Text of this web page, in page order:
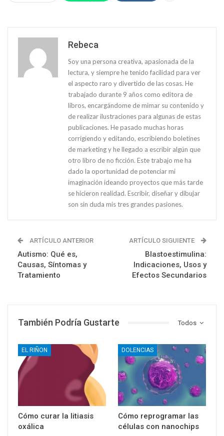
Rebeca
Soy una persona creativa, apasionada de la
lectura, y siempre he tenido facilidad para ver
el aspecto raro y divertido de las cosas. He
trabajado durante 9 años como editora de
libros, encargándome de mimar su contenido y
de realizar ilustraciones para algunas de estas
publicaciones. He pasado muchas horas
corrigiendo y editando, escribiendo boletines
de marketing y he llegado a escribir algún que
otro libro de no ficción. Este trabajo me ha
dado la oportunidad de potenciar mi
imaginación ideando proyectos que más tarde
se hicieron realidad. Escribir, diseñar y dibujar
son sin duda mis tres grandes pasiones.
ARTÍCULO ANTERIOR
Autismo: Qué es,
Causas, Síntomas y
Tratamiento
ARTÍCULO SIGUIENTE
Blastoestimulina:
Indicaciones, Usos y
Efectos Secundarios
Todos
También Podría Gustarte
EL RIÑON
Cómo curar la litiasis
oxálica
DOLENCIAS
Cómo reprogramar las
células con nanochips